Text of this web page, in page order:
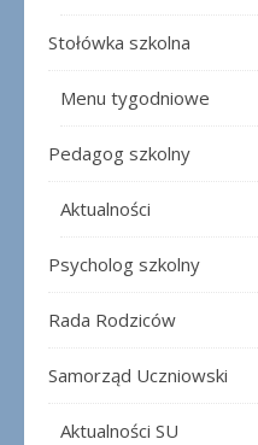
Stołówka szkolna
Menu tygodniowe
Pedagog szkolny
Aktualności
Psycholog szkolny
Rada Rodziców
Samorząd Uczniowski
Aktualności SU